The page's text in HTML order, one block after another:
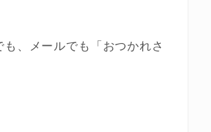
、メールでも「おつかれさ